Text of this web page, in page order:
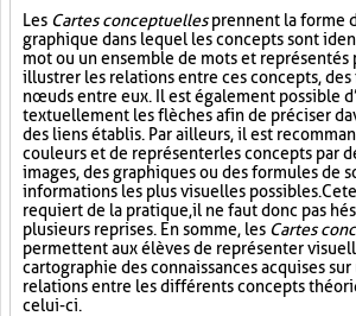
Les Cartes conceptuellesprennent la forme
graphique dans lequel les concepts sont
mot ou un ensemble de mots et représentés
illustrer les relations entre ces concepts, des
nœuds entre eux. Il est également possible
textuellement les flèches afin de préciser
des liens établis. Par ailleurs, il est
couleurs et de représenter les concepts par
images, des graphiques ou des formules de
informations les plus visuelles possibles. Cet
requiert de la pratique, il ne faut donc pas
plusieurs reprises. En somme, les Cartes
permettent aux élèves de représenter
cartographie des connaissances acquises
relations entre les différents concepts
celui-ci.